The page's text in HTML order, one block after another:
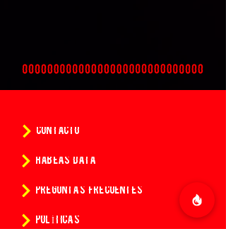
CONTACTO
HABEAS DATA
PREGUNTAS FRECUENTES
POLÍTICAS